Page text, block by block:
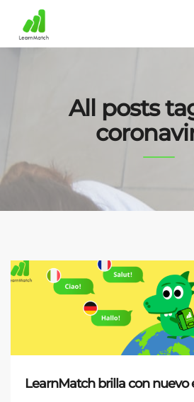
All posts
LearnMatch brilla con nuevo